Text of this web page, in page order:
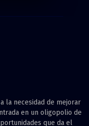
la necesidad de mejorar
en un oligopolio de
que da el